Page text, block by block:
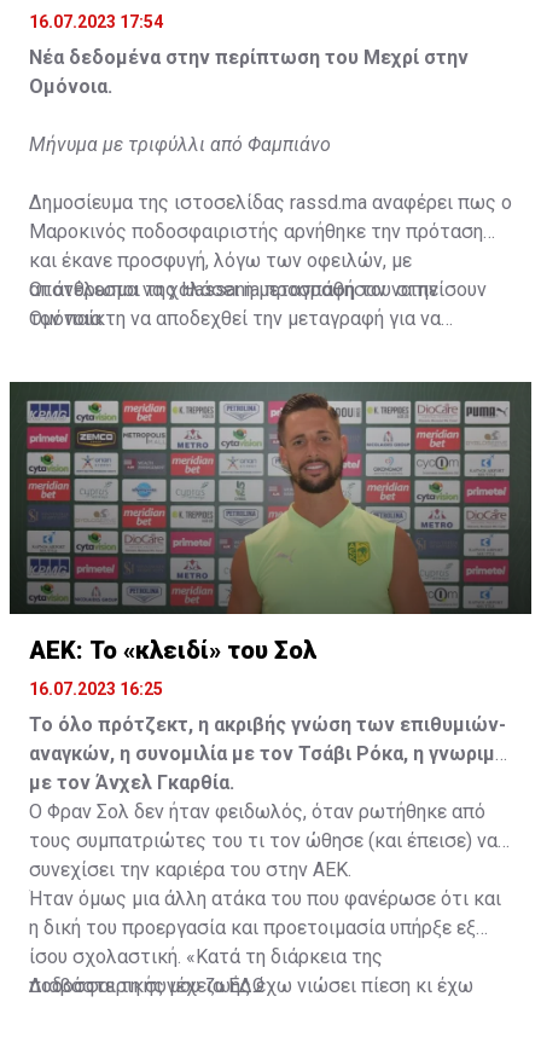
16.07.2023 17:54
Νέα δεδομένα στην περίπτωση του Μεχρί στην
Ομόνοια.
Μήνυμα με τριφύλλι από Φαμπιάνο
Δημοσίευμα της ιστοσελίδας rassd.ma αναφέρει πως ο
Μαροκινός ποδοσφαιριστής αρνήθηκε την πρόταση
και έκανε προσφυγή, λόγω των οφειλών, με
αποτέλεσμα να χαλάσει η μεταγραφή του στην
Ομόνοια.
Οι άνθρωποι της Hassania προσπάθησαν να πείσουν
τον παίκτη να αποδεχθεί την μεταγραφή για να
μετακίνησή του, αλλά ο παίκτης αρνήθηκε και επέμεινε
να λύσει το συμβόλαιό του, ώστε να μετακομίσει
ελεύθερα σε οποιαδήποτε νέα ομάδα το τρέχον
καλοκαίρι.
ΑΕΚ: Το «κλειδί» του Σολ
16.07.2023 16:25
Το όλο πρότζεκτ, η ακριβής γνώση των επιθυμιών-
αναγκών, η συνομιλία με τον Τσάβι Ρόκα, η γνωριμία
με τον Άνχελ Γκαρθία.
Ο Φραν Σολ δεν ήταν φειδωλός, όταν ρωτήθηκε από
τους συμπατριώτες του τι τον ώθησε (και έπεισε) να
συνεχίσει την καριέρα του στην ΑΕΚ.
Ήταν όμως μια άλλη ατάκα του που φανέρωσε ότι και
η δική του προεργασία και προετοιμασία υπήρξε εξ
ίσου σχολαστική. «Κατά τη διάρκεια της
ποδοσφαιρικής μου ζωής έχω νιώσει πίεση κι έχω
Διαβάστε τη συνέχειαΕΔΩ